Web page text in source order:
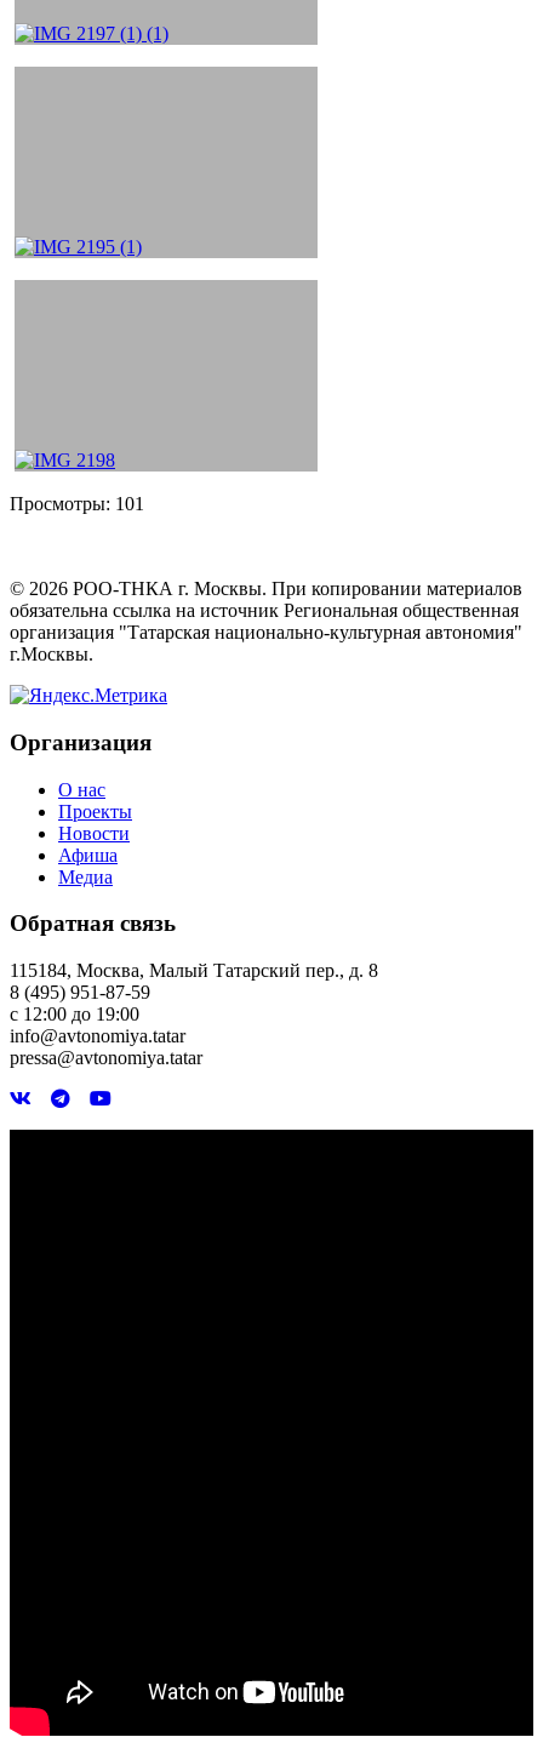
Просмотры: 101
© 2026 РОО-ТНКА г. Москвы. При копировании материалов
обязательна ссылка на источник Региональная общественная
организация "Татарская национально-культурная автономия"
г.Москвы.
Организация
О нас
Проекты
Новости
Афиша
Медиа
Обратная связь
115184, Москва, Малый Татарский пер., д. 8
8 (495) 951-87-59
с 12:00 до 19:00
info@avtonomiya.tatar
pressa@avtonomiya.tatar